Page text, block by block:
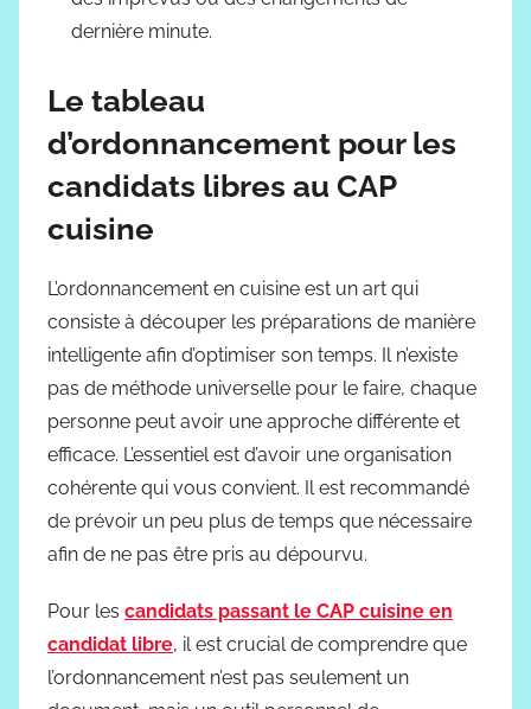
dernière minute.
Le tableau
d’ordonnancement pour les
candidats libres au CAP
cuisine
L’ordonnancement en cuisine est un art qui
consiste à découper les préparations de manière
intelligente afin d’optimiser son temps. Il n’existe
pas de méthode universelle pour le faire, chaque
personne peut avoir une approche différente et
efficace. L’essentiel est d’avoir une organisation
cohérente qui vous convient. Il est recommandé
de prévoir un peu plus de temps que nécessaire
afin de ne pas être pris au dépourvu.
Pour les candidats passant le CAP cuisine en
candidat libre, il est crucial de comprendre que
l’ordonnancement n’est pas seulement un